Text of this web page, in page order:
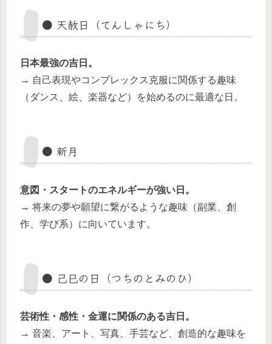
● 天赦日（てんしゃにち）
日本最強の吉日。
→ 自己表現やコンプレックス克服に関係する趣味
（ダンス、絵、楽器など）を始めるのに最適な日。
● 新月
意図・スタートのエネルギーが強い日。
→ 将来の夢や願望に繋がるような趣味（副業、創
作、学び系）に向いています。
● 己巳の日（つちのとみのひ）
芸術性・感性・金運に関係のある吉日。
→ 音楽、アート、写真、手芸など、創造的な趣味を